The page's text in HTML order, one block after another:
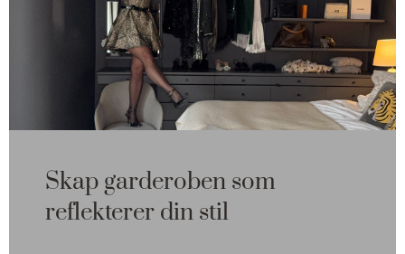
Skap garderoben som
reflekterer din stil